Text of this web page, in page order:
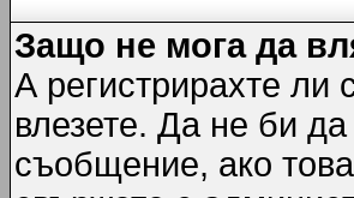
Защо не мога да
А регистрирахте ли
влезете. Да не би
съобщение, ако